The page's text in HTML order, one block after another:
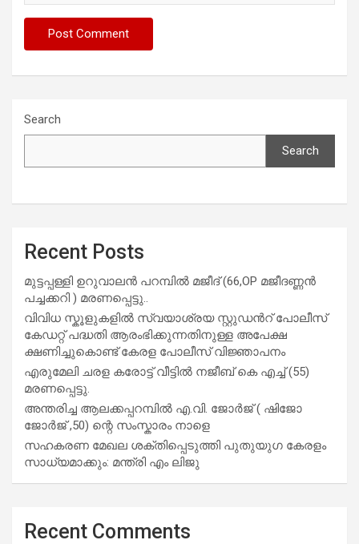
Search
Search
Recent Posts
മുട്ടപ്പള്ളി ഉറുവാലൻ പറമ്പിൽ മജീദ് (66,OP മജീദണ്ണൻ
പച്ചക്കറി ) മരണപ്പെട്ടു..
വിവിധ സ്കൂളുകളില്‍ സ്വയാശ്രയ സ്റ്റുഡന്‍റ് പോലീസ്
കേഡറ്റ് പദ്ധതി ആരംഭിക്കുന്നതിനുള്ള അപേക്ഷ
ക്ഷണിച്ചുകൊണ്ട് കേരള പോലീസ് വിജ്ഞാപനം
എരുമേലി ചരള കരോട്ട് വീട്ടിൽ നജീബ് കെ എച്ച് (55)
മരണപ്പെട്ടു.
അന്തരിച്ച ആ​ല​ക്ക​പ്പ​റമ്പിൽ​ എ.​വി. ജോ​ർ​ജ് ( ഷിജോ
ജോർജ് ,50) ന്റെ സംസ്കാരം നാളെ
സഹകരണ മേഖല ശക്തിപ്പെടുത്തി പുതുയുഗ കേരളം
സാധ്യമാക്കും: മന്ത്രി എം ലിജു
Recent Comments